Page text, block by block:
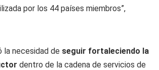
por los 44 países miembros”,
la necesidad de seguir fortaleciendo la
dentro de la cadena de servicios de